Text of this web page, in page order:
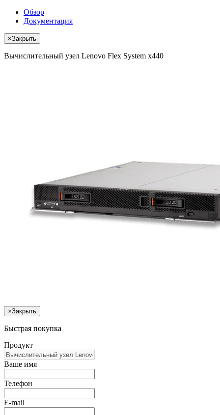
Обзор
Документация
×Закрыть
Вычислительный узел Lenovo Flex System x440
×Закрыть
Быстрая покупка
Продукт
Ваше имя
Телефон
E-mail